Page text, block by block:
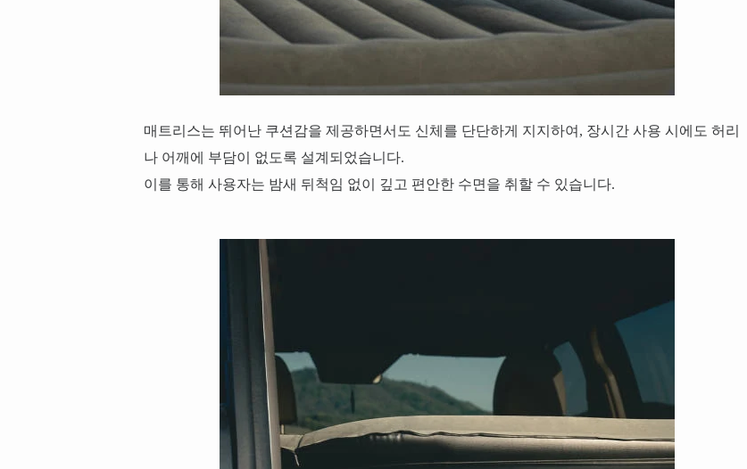
매트리스는 뛰어난 쿠션감을 제공하면서도 신체를 단단하게 지지하여, 장시간 사용 시에도 허리
나 어깨에 부담이 없도록 설계되었습니다.
이를 통해 사용자는 밤새 뒤척임 없이 깊고 편안한 수면을 취할 수 있습니다.